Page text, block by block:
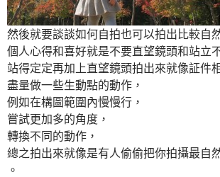
然後就要談談如何自拍也可以拍出比較自
個人心得和喜好就是不要直望鏡頭和站立
站得定定再加上直望鏡頭拍出來就像証件
盡量做一些生動點的動作，
例如在構圖範圍內慢慢行，
嘗試更加多的角度，
轉換不同的動作，
總之拍出來就像是有人偷偷把你拍攝最自
。